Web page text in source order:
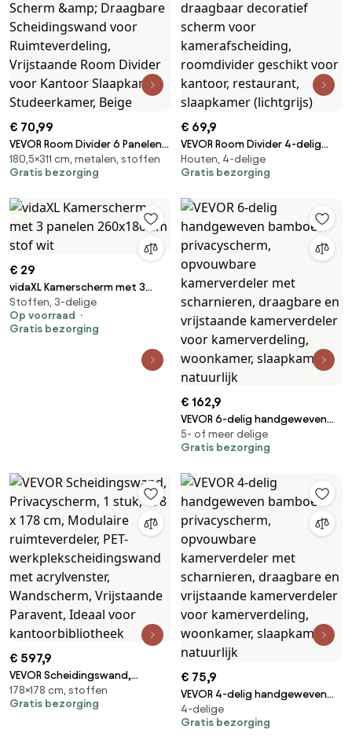
€ 70,99
VEVOR Room Divider 6 Panelen
Scherm 3110 x 1805 x 450 mm,
Opvouwbaar Privacy Scherm
Scheidingswand voor
Ruimteverdeling, Vrijstaande
Room Divider voor Kantoor
Slaapkamer Studeerkamer,
Beige
180,5×311 cm, metalen, stoffen
Gratis bezorging
€ 69,9
VEVOR Room Divider 4-delig
opvouwbaar privacyscherm,
170 cm hoge scheidingswand,
voor kamerafscheiding,
roomdivider geschikt voor
kantoor, restaurant,
slaapkamer (lichtgrijs)
Houten, 4-delige
Gratis bezorging
€ 29
vidaXL Kamerscherm met 3
panelen 260x180 cm stof wit
Stoffen, 3-delige
Op voorraad
Gratis bezorging
€ 162,9
VEVOR 6-delig handgeweven
bamboe privacyscherm,
opvouwbare kamerverdeler
vrijstaande kamerverdeler voor
kamerverdeling, woonkamer,
slaapkamer, natuurlijk
5- of meer delige
Gratis bezorging
€ 597,9
VEVOR Scheidingswand,
Privacyscherm, 1 stuk, 178 x 178
cm, Modulaire ruimteverdeler,
178×178 cm, stoffen
Gratis bezorging
€ 75,9
VEVOR 4-delig handgeweven
bamboe privacyscherm,
opvouwbare kamerverdeler
4-delige
Gratis bezorging